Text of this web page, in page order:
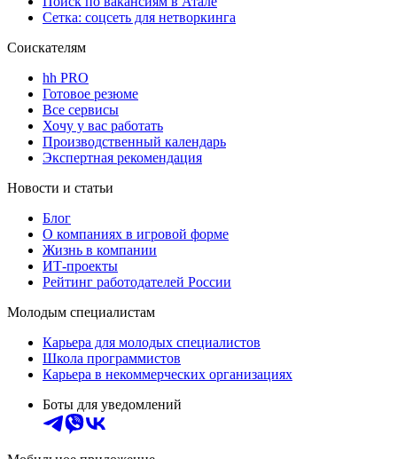
Сетка: соцсеть для нетворкинга
Соискателям
hh PRO
Готовое резюме
Все сервисы
Хочу у вас работать
Производственный календарь
Экспертная рекомендация
Новости и статьи
Блог
О компаниях в игровой форме
Жизнь в компании
ИТ-проекты
Рейтинг работодателей России
Молодым специалистам
Карьера для молодых специалистов
Школа программистов
Карьера в некоммерческих организациях
Боты для уведомлений